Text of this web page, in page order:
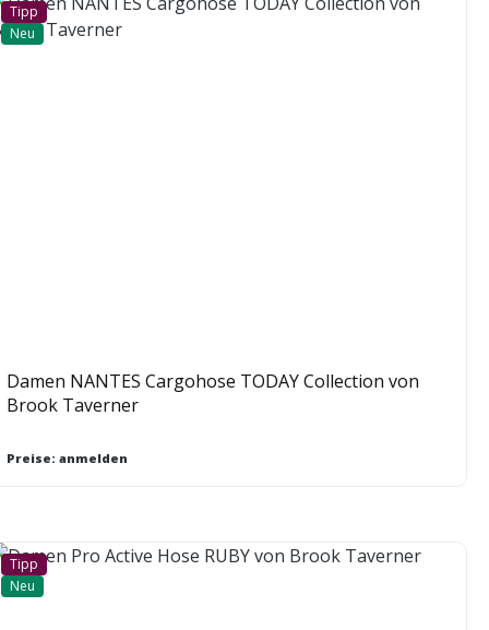
Tipp
Neu
Damen NANTES Cargohose TODAY Collection von
Brook Taverner
Preise: anmelden
Tipp
Neu